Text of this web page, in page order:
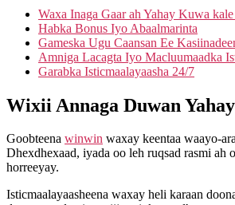
Waxa Inaga Gaar ah Yahay Kuwa
Habka Bonus Iyo Abaalmarinta
Gameska Ugu Caansan Ee
Amniga Lacagta Iyo Macluumaadka
Garabka Isticmaalayaasha 24/7
Wixii Annaga Duwan
Goobteena winwin waxay keentaa waayo-
Dhexdhexaad, iyada oo leh ruqsad rasmi ah
horreeyay.
Isticmaalayaasheena waxay heli karaan